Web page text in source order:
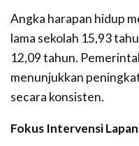
Angka harapan hidup
lama sekolah 15,93
12,09 tahun.
menunjukkan
secara konsisten.
Fokus Intervensi